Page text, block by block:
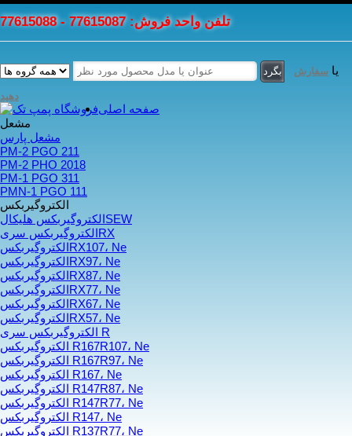
تلفن واحد فروش: 77615087 - 77615088
یا سفارش
دهید
صفحه اصلی
مشعل
مشعل پارس
PM-2 PGO 211
PM-2 PHO 2018
PM-1 PGO 311
PMN-1 PGO 111
الکتروگیربکس
الکتروگیربکس هلیکالSEW
الکتروگیربکس سریRX
الکتروگیربکسRX107، Ne
الکتروگیربکسRX97، Ne
الکتروگیربکسRX87، Ne
الکتروگیربکسRX77، Ne
الکتروگیربکسRX67، Ne
الکتروگیربکسRX57، Ne
الکتروگیربکس سری R
الکتروگیربکس R167R107، Ne
الکتروگیربکس R167R97، Ne
الکتروگیربکس R167، Ne
الکتروگیربکس R147R87، Ne
الکتروگیربکس R147R77، Ne
الکتروگیربکس R147، Ne
الکتروگیربکس R137R77، Ne